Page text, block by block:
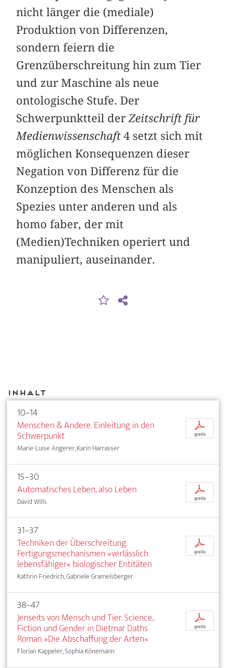
nicht länger die (mediale)
Produktion von Differenzen,
sondern feiern die
Grenzüberschreitung hin zum Tier
und zur Maschine als neue
ontologische Stufe. Der
Schwerpunktteil derZeitschrift für
Medienwissenschaft 4 setzt sich mit
möglichen Konsequenzen dieser
Negation von Differenz für die
Konzeption des Menschen als
Spezies unter anderen und als
homo faber, der mit
(Medien)Techniken operiert und
manipuliert, auseinander.
Inhalt
10–14
Menschen & Andere. Einleitung in den
Schwerpunkt
Marie-Luise Angerer, Karin Harrasser
p
gratis
15–30
Automatisches Leben, also Leben
David Wills
p
gratis
31–37
Techniken der Überschreitung.
Fertigungsmechanismen »verlässlich
lebensfähiger« biologischer Entitäten
Kathrin Friedrich, Gabriele Gramelsberger
p
gratis
38–47
Jenseits von Mensch und Tier. Science,
Fiction und Gender in Dietmar Daths
Roman »Die Abschaffung der Arten«
Florian Kappeler, Sophia Könemann
p
gratis